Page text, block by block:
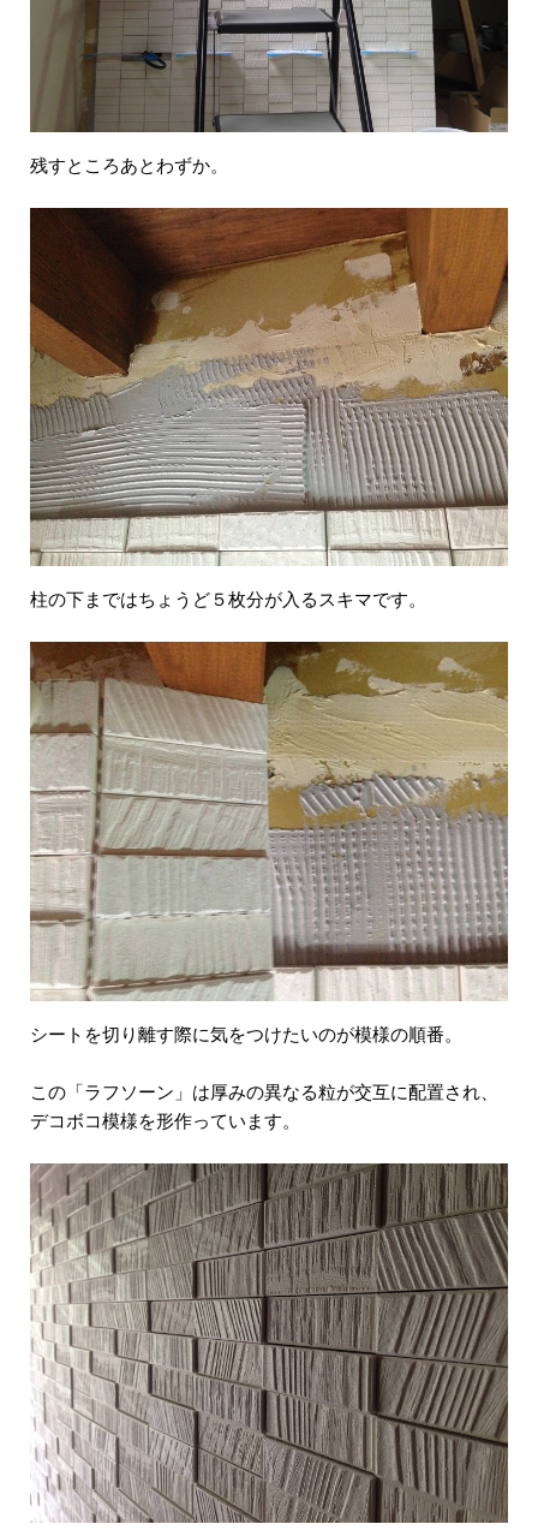
残すところあとわずか。
柱の下まではちょうど５枚分が入るスキマです。
シートを切り離す際に気をつけたいのが模様の順番。
この「ラフソーン」は厚みの異なる粒が交互に配置され、
デコボコ模様を形作っています。